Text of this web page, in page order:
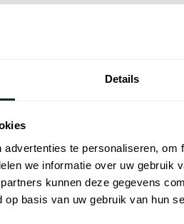
Details
te personaliseren,
we informatie over uw gebruik
kunnen deze gegevens
basis van uw gebruik van hun